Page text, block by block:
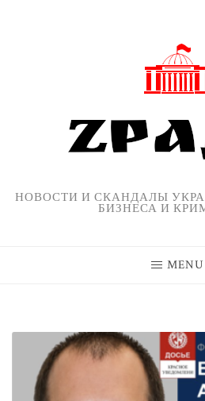
НОВОСТИ И СКАНДАЛЫ
БИЗНЕСА И
MENU